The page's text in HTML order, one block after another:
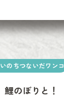
いのちつないだワンコ
鯉のぼりと！